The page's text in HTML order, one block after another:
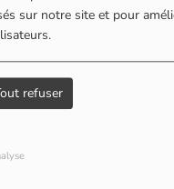
sur notre site et pour
refuser